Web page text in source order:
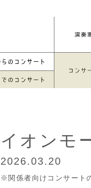
イオンモ
2026.03.20
※関係者向けコンサート